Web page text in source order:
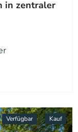
in zentraler
Verfügbar Kauf